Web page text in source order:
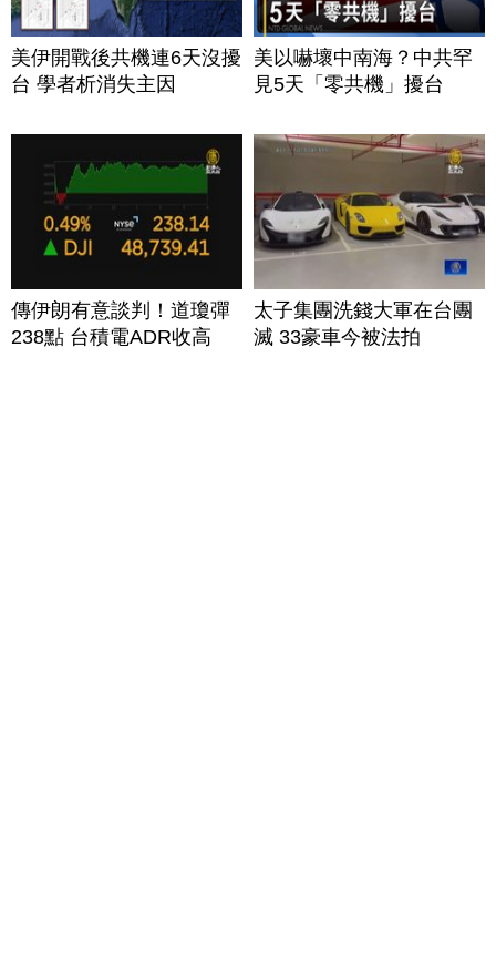
美伊開戰後共機連6天沒擾
台 學者析消失主因
美以嚇壞中南海？中共罕
見5天「零共機」擾台
傳伊朗有意談判！道瓊彈
238點 台積電ADR收高
太子集團洗錢大軍在台團
滅 33豪車今被法拍